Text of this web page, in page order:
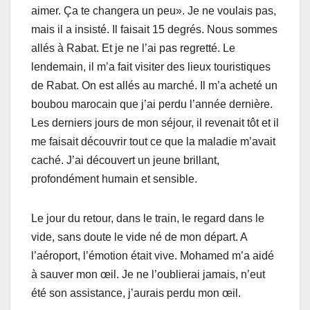
aimer. Ça te changera un peu». Je ne voulais pas,
mais il a insisté. Il faisait 15 degrés. Nous sommes
allés à Rabat. Et je ne l’ai pas regretté. Le
lendemain, il m’a fait visiter des lieux touristiques
de Rabat. On est allés au marché. Il m’a acheté un
boubou marocain que j’ai perdu l’année dernière.
Les derniers jours de mon séjour, il revenait tôt et il
me faisait découvrir tout ce que la maladie m’avait
caché. J’ai découvert un jeune brillant,
profondément humain et sensible.
Le jour du retour, dans le train, le regard dans le
vide, sans doute le vide né de mon départ. A
l’aéroport, l’émotion était vive. Mohamed m’a aidé
à sauver mon œil. Je ne l’oublierai jamais, n’eut
été son assistance, j’aurais perdu mon œil.